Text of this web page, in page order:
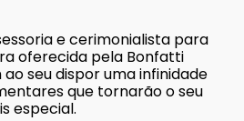
e cerimonialista para
oferecida pela Bonfatti
seu dispor uma infinidade
que tornarão o seu
especial.